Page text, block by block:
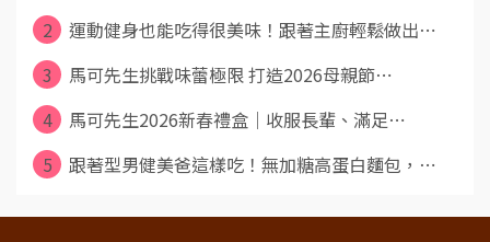
2
運動健身也能吃得很美味！跟著主廚輕鬆做出⋯
3
馬可先生挑戰味蕾極限 打造2026母親節⋯
4
馬可先生2026新春禮盒｜收服長輩、滿足⋯
5
跟著型男健美爸這樣吃！無加糖高蛋白麵包，⋯